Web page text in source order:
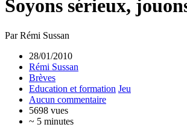
Soyons sérieux,
Par Rémi Sussan
28/01/2010
Rémi Sussan
Brèves
Education et formation Jeu
Aucun commentaire
5698 vues
~ 5 minutes